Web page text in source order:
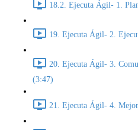
18.2. Ejecuta Ágil- 1.
19. Ejecuta Ágil- 2.
20. Ejecuta Ágil- 3.
(3:47)
21. Ejecuta Ágil- 4.